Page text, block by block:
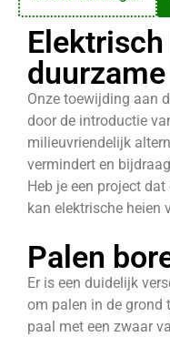
Onze toewijding aan
door de introductie
milieuvriendelijk
vermindert en
Heb je een project
kan elektrische heien
Palen
Er is een duidelijk
om palen in de grond
paal met een zwaar